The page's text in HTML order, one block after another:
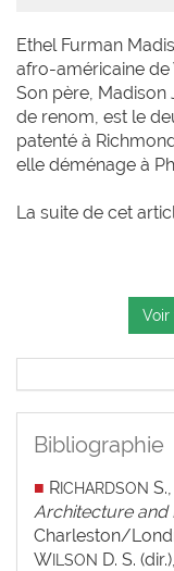
Ethel Furman
afro-américaine de
Son père, Madison
de renom, est le
patenté à
elle déménage à
La suite de cet
Bibliographie
■ RICHARDSON S.,
Architecture and
Charleston/
W ILSON D. S. (dir.),